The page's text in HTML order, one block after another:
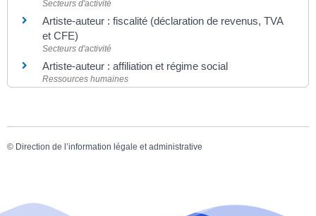
Secteurs d'activité
Artiste-auteur : fiscalité (déclaration de revenus, TVA
et CFE)
Secteurs d'activité
Artiste-auteur : affiliation et régime social
Ressources humaines
© Direction de l’information légale et administrative